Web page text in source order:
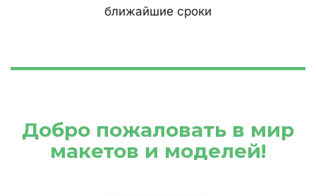
ближайшие сроки
макетов и моделей!